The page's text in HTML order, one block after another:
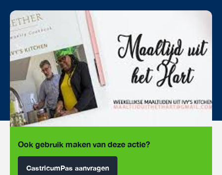
Ook gebruik maken van deze actie?
CastricumPas aanvragen